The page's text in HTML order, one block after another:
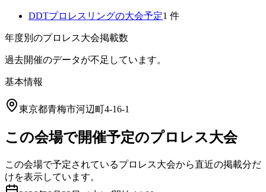
DDTプロレスリングの大会予定1 件
年度別のプロレス大会掲載数
過去開催のデータが不足しています。
基本情報
東京都青梅市河辺町4-16-1
この会場で開催予定のプロレス大会
この会場で予定されているプロレス大会から直近の掲載分だ
けを表示しています。